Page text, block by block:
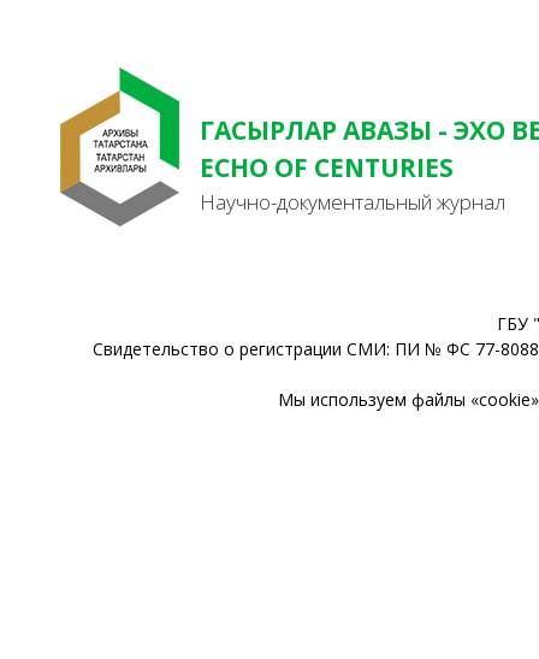
ГАСЫРЛАР АВАЗЫ - ЭХО
ECHO OF CENTURIES
Научно-документальный журнал
ГБУ
Свидетельство о регистрации СМИ: ПИ № ФС 77-
Мы используем файлы «cookie»